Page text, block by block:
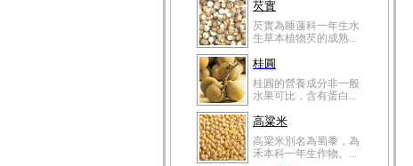
芡實
芡實為睡蓮科一年生水
生草本植物芡的成熟...
桂圓
桂圓的營養成分非一般
水果可比，含有蛋白...
高粱米
高粱米別名為蜀黍，為
禾本科一年生作物。...